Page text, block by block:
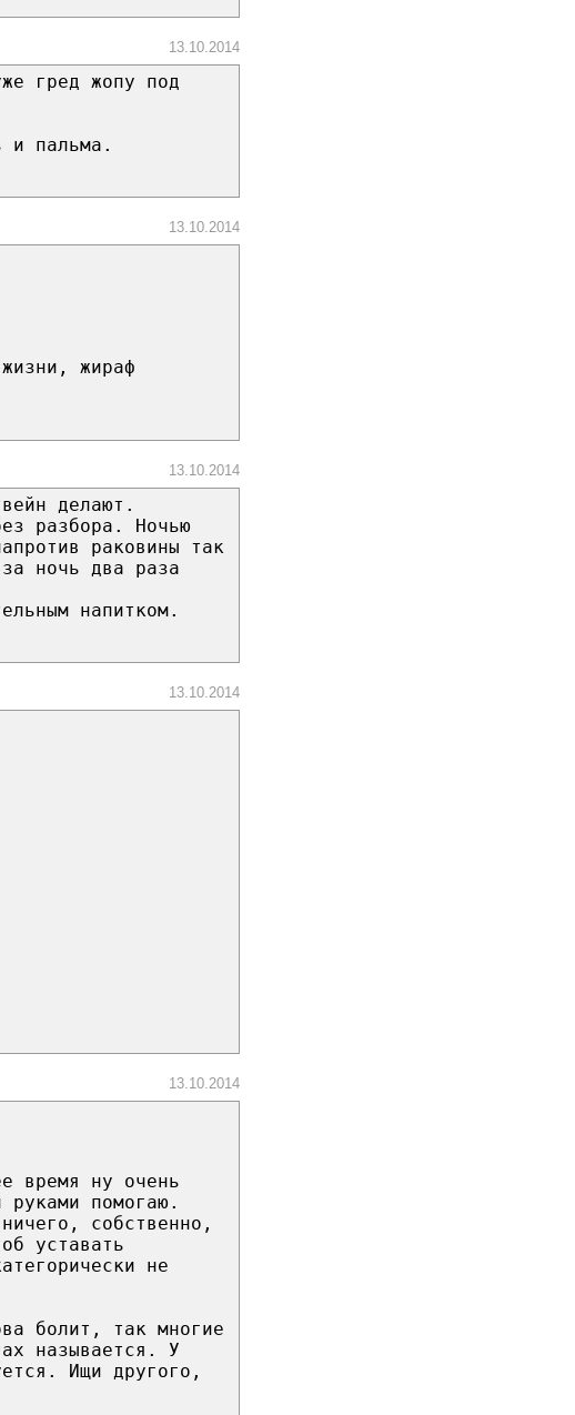
13.10.2014
гред жопу под
и пальма.
13.10.2014
жираф
13.10.2014
делают.
разбора. Ночью
раковины так
ночь два раза
напитком.
13.10.2014
13.10.2014
время ну очень
помогаю.
собственно,
уставать
не
болит, так многие
называется. У
Ищи другого,